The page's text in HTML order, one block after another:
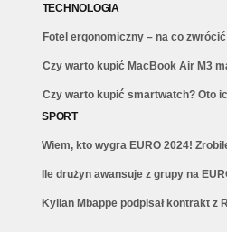
TECHNOLOGIA
Fotel ergonomiczny – na co
Czy warto kupić MacBook Air M3
Czy warto kupić smartwatch? Oto
SPORT
Wiem, kto wygra EURO 2024!
Ile drużyn awansuje z grupy na
Kylian Mbappe podpisał kontrakt z